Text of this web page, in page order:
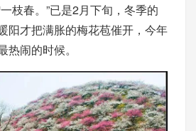
枝春。”已是2月下旬，冬季的
阳才把满胀的梅花苞催开，今年
闹的时候。